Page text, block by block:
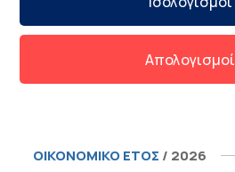
Απολογισμοί
ΟΙΚΟΝΟΜΙΚΌ ΈΤΟΣ / 2026